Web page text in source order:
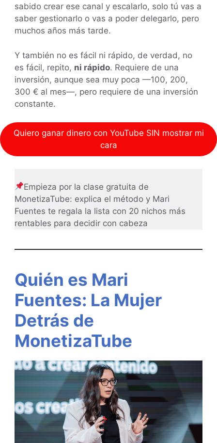
sabido crear ese canal y escalarlo, solo tú vas a
saber gestionarlo o vas a poder delegarlo, pero
muchos años más tarde.
Y también no es fácil ni rápido, de verdad, no
es fácil, repito, ni rápido. Requiere de una
inversión, aunque sea muy poca —100, 200,
300 € al mes—, pero requiere de una inversión
constante.
Quiero ganar dinero con YouTube SIN mostrar mi
cara
Empieza por la clase gratuita de
MonetizaTube: explica el método y Mari
Fuentes te regala la lista con 20 nichos más
rentables para decidir con cabeza
Quién es Mari
Fuentes: La Mujer
Detrás de
MonetizaTube